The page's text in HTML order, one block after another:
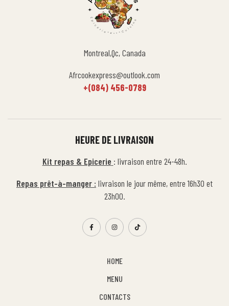
Montreal,Qc, Canada
Afrcookexpress@outlook.com
+(084) 456-0789
HOME
MENU
CONTACTS
HEURE DE LIVRAISON
Kit repas & Epicerie : livraison entre 24-48h.
Repas prêt-à-manger : livraison le jour même, entre 16h30 et
23h00.